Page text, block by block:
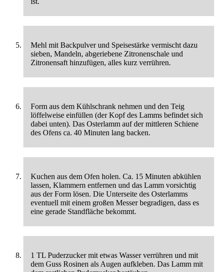
Mehl mit Backpulver und Speisestärke vermischt dazu
sieben, Mandeln, abgeriebene Zitronenschale und
Zitronensaft hinzufügen, alles kurz verrühren.
Form aus dem Kühlschrank nehmen und den Teig
löffelweise einfüllen (der Kopf des Lamms befindet sich
dabei unten). Das Osterlamm auf der mittleren Schiene
des Ofens ca. 40 Minuten lang backen.
Kuchen aus dem Ofen holen. Ca. 15 Minuten abkühlen
lassen, Klammern entfernen und das Lamm vorsichtig
aus der Form lösen. Die Unterseite des Osterlamms
eventuell mit einem großen Messer begradigen, dass es
eine gerade Standfläche bekommt.
1 TL Puderzucker mit etwas Wasser verrühren und mit
dem Guss Rosinen als Augen aufkleben. Das Lamm mit